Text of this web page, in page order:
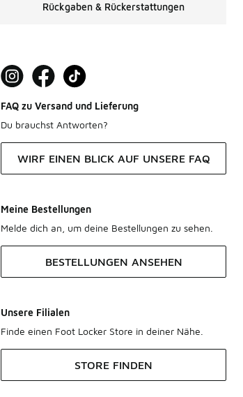
Rückgaben & Rückerstattungen
FAQ zu Versand und Lieferung
Du brauchst Antworten?
WIRF EINEN BLICK AUF UNSERE FAQ
Meine Bestellungen
Melde dich an, um deine Bestellungen zu sehen.
BESTELLUNGEN ANSEHEN
Unsere Filialen
Finde einen Foot Locker Store in deiner Nähe.
STORE FINDEN